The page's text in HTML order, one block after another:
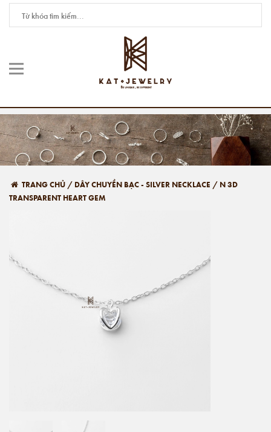
TRANG CHỦ / DÂY CHUYỀN BẠC - SILVER NECKLACE / N 3D
TRANSPARENT HEART GEM